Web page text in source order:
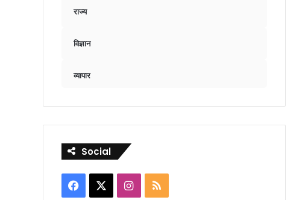
राज्य
विज्ञान
व्यापार
Social
Facebook Instagram
RSS